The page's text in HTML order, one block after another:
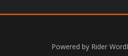
Powered by Rider